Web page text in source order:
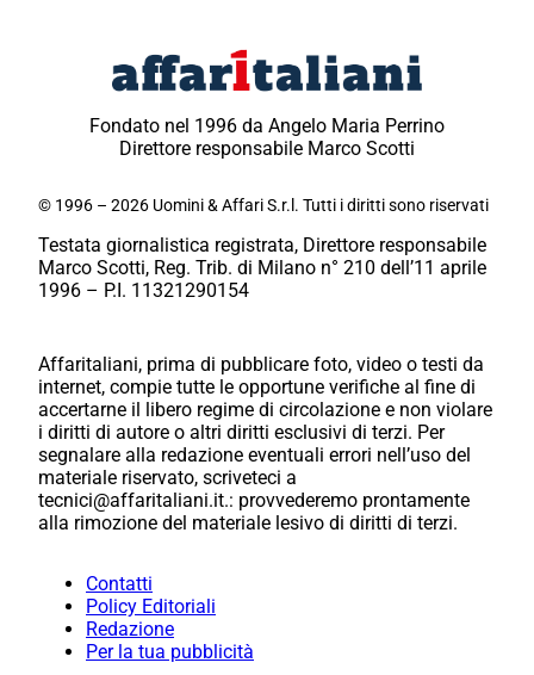
Fondato nel 1996 da Angelo Maria Perrino
Direttore responsabile Marco Scotti
© 1996 – 2026 Uomini & Affari S.r.l. Tutti i diritti sono riservati
Testata giornalistica registrata, Direttore responsabile
Marco Scotti, Reg. Trib. di Milano n° 210 dell’11 aprile
1996 – P.I. 11321290154
Affaritaliani, prima di pubblicare foto, video o testi da
internet, compie tutte le opportune verifiche al fine di
accertarne il libero regime di circolazione e non violare
i diritti di autore o altri diritti esclusivi di terzi. Per
segnalare alla redazione eventuali errori nell’uso del
materiale riservato, scriveteci a
tecnici@affaritaliani.it.: provvederemo prontamente
alla rimozione del materiale lesivo di diritti di terzi.
Contatti
Policy Editoriali
Redazione
Per la tua pubblicità